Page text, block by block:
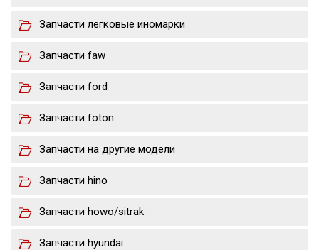
Запчасти легковые иномарки
Запчасти faw
Запчасти ford
Запчасти foton
Запчасти на другие модели
Запчасти hino
Запчасти howo/sitrak
Запчасти hyundai